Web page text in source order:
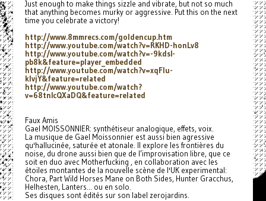
Just enough to make things sizzle and vibrate, but not so much
that anything becomes murky or aggressive. Put this on the next
time you celebrate a victory!
http://www.8mmrecs.com/goldencup.htm
http://www.youtube.com/watch?v=RKHD-honLv8
http://www.youtube.com/watch?v=-9kdsI-
pb8k&feature=player_ embedded
http://www.youtube.com/watch?v=xqFlu-
klvjY&feature=related
http://www.youtube.com/watch?
v=68tnIcQXaDQ&feature=related
Faux Amis
Gael MOISSONNIER: synthétiseur analogique, effets, voix.
La musique de Gael Moissonnier est aussi bien agressive
qu'hallucinée, saturée et atonale. Il explore les frontières du
noise, du drone aussi bien que de l’improvisation libre, que ce
soit en duo avec Motherfucking , en collaboration avec les
étoiles montantes de la nouvelle scène de l'UK experimental:
Chora, Part Wild Horses Mane on Both Sides, Hunter Gracchus,
Helhesten, Lanters... ou en solo.
Ses disques sont édités sur son label zerojardins.